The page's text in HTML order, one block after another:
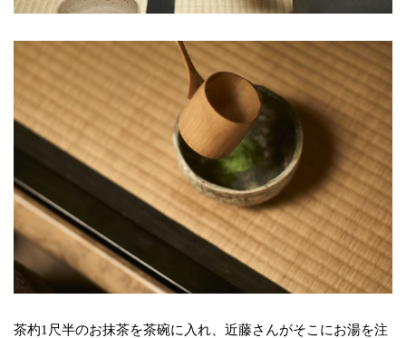
茶杓1尺半のお抹茶を茶碗に入れ、近藤さんがそこにお湯を注